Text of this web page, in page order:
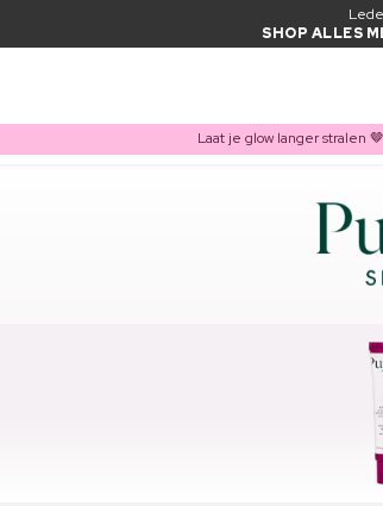
SHOP ALLES
Laat je glow langer stralen